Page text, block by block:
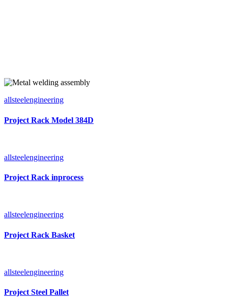
allsteelengineering
Project Rack Model 384D
allsteelengineering
Project Rack inprocess
allsteelengineering
Project Rack Basket
allsteelengineering
Project Steel Pallet